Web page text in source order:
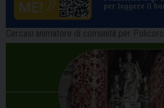
Cercasi animatore di comunità per Policoro